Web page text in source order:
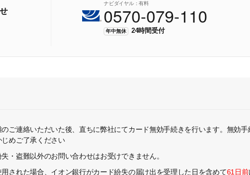
ナビダイヤル：有料
0570-079-110
年中無休 24時間受付
ご連絡いただいた後、直ちに弊社にてカード無効手続きを行います。無効
じめご了承ください
・盗難以外のお問い合わせはお受けできません。
された場合、イオン銀行がカード紛失の届け出を受理した日を含めて61日前